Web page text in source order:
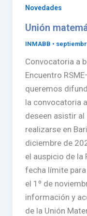
Novedades
Unión
INMABB •
Convocatoria a
Encuentro
queremos
la convocatoria
deseen asistir al
realizarse en
diciembre de
el auspicio de la
fecha límite
el 1º de
información y
de la Unión